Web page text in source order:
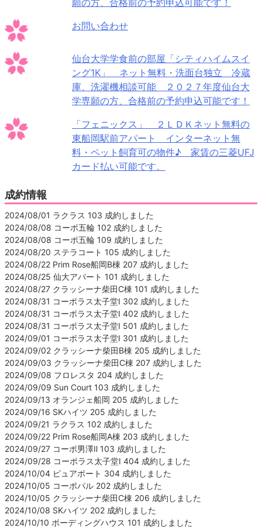
お問い合わせ
仙台大学学食前の部屋「シティハイムスイ
ング1K」 ネット無料・洗面台独立 冷蔵
庫、洗濯機相談可能 ２０２７年度仙台大
学専願の方、合格前の予約申込可能です！
「フェニックス」 ２ＬＤＫネット無料の
東船岡駅前アパート インターネット無
料・ペット飼育可の物件♪ 家賃の三菱UFJ
カード払い可能です。
成約情報
2024/08/01 ラクラス 103 成約しました
2024/08/08 コーポ五輪 102 成約しました
2024/08/08 コーポ五輪 109 成約しました
2024/08/20 ステラコート 105 成約しました
2024/08/22 Prim Rose船岡B棟 207 成約しました
2024/08/25 仙大アパート 101 成約しました
2024/08/27 クラッシーナ柴田C棟 101 成約しました
2024/08/31 コーポラス太子堂Ⅰ 302 成約しました
2024/08/31 コーポラス太子堂Ⅰ 402 成約しました
2024/08/31 コーポラス太子堂Ⅰ 501 成約しました
2024/09/01 コーポラス太子堂Ⅰ 301 成約しました
2024/09/02 クラッシーナ柴田B棟 205 成約しました
2024/09/03 クラッシーナ柴田C棟 207 成約しました
2024/09/08 フロレスタ 204 成約しました
2024/09/09 Sun Court 103 成約しました
2024/09/13 オランジェ船岡 205 成約しました
2024/09/16 SKハイツ 205 成約しました
2024/09/21 ラクラス 102 成約しました
2024/09/22 Prim Rose船岡A棟 203 成約しました
2024/09/27 コーポ男澤Ⅱ 103 成約しました
2024/09/28 コーポラス太子堂Ⅰ 404 成約しました
2024/10/04 ピュアポート 304 成約しました
2024/10/05 コーポパル 202 成約しました
2024/10/05 クラッシーナ柴田C棟 206 成約しました
2024/10/08 SKハイツ 202 成約しました
2024/10/10 ボーディングハウス 101 成約しました